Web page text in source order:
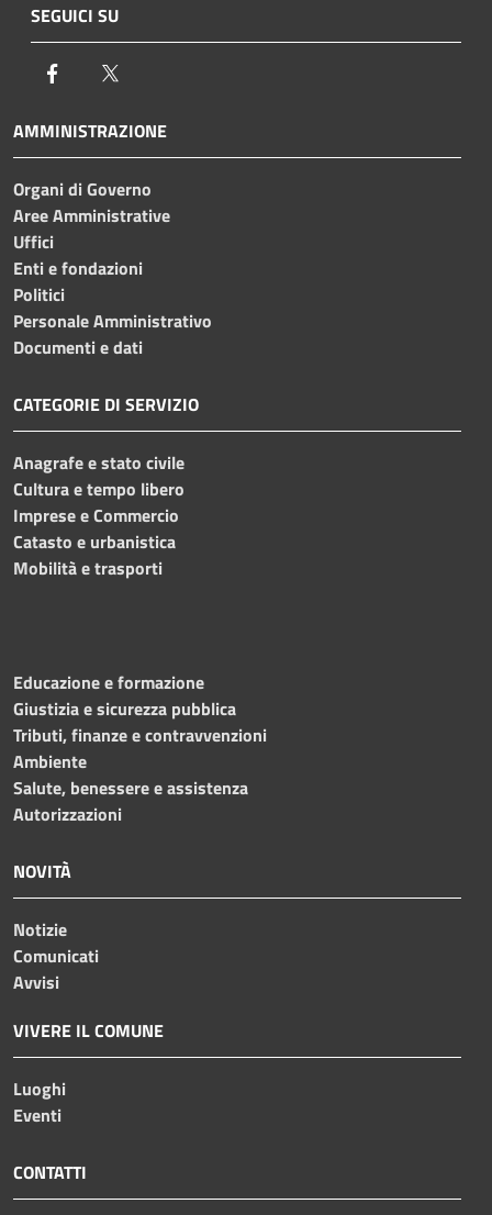
SEGUICI SU
Facebook
AMMINISTRAZIONE
Organi di Governo
Aree Amministrative
Uffici
Enti e fondazioni
Politici
Personale Amministrativo
Documenti e dati
CATEGORIE DI SERVIZIO
Anagrafe e stato civile
Cultura e tempo libero
Imprese e Commercio
Catasto e urbanistica
Mobilità e trasporti
Educazione e formazione
Giustizia e sicurezza pubblica
Tributi, finanze e contravvenzioni
Ambiente
Salute, benessere e assistenza
Autorizzazioni
NOVITÀ
Notizie
Comunicati
Avvisi
VIVERE IL COMUNE
Luoghi
Eventi
CONTATTI